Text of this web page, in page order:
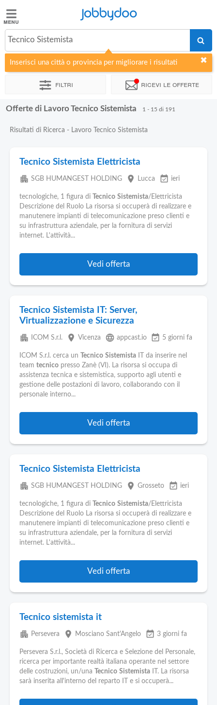
Jobbydoo
Offerte
di
lavoro
Elenco
Blog
Pubblica
Offerte
Jobbydoo
Tecnico Sistemista
Inserisci una città o provincia per migliorare i risultati
Filtri Ricevi le offerte
Offerte di Lavoro Tecnico Sistemista 1 - 15 di 191
Risultati di Ricerca - Lavoro Tecnico Sistemista
Tecnico Sistemista Elettricista
apartment SGB HUMANGEST HOLDING place Lucca event_available ieri
tecnologiche, 1 figura di Tecnico Sistemista/Elettricista
Descrizione del Ruolo La risorsa si occuperà di realizzare e
manutenere impianti di telecomunicazione preso clienti e
su infrastruttura aziendale, per la fornitura di servizi
internet. L'attività...
Vedi offerta
Tecnico Sistemista IT: Server,
Virtualizzazione e Sicurezza
apartment ICOM S.r.l. place Vicenza language appcast.io event_available 5 giorni fa
ICOM S.r.l. cerca un Tecnico Sistemista IT da inserire nel
team tecnico presso Zanè (VI). La risorsa si occupa di
assistenza tecnica e sistemistica, supporto agli utenti e
gestione delle postazioni di lavoro, collaborando con il
personale interno...
Vedi offerta
Tecnico Sistemista Elettricista
apartment SGB HUMANGEST HOLDING place Grosseto event_available ieri
tecnologiche, 1 figura di Tecnico Sistemista/Elettricista
Descrizione del Ruolo La risorsa si occuperà di realizzare e
manutenere impianti di telecomunicazione preso clienti e
su infrastruttura aziendale, per la fornitura di servizi
internet. L'attività...
Vedi offerta
Tecnico sistemista it
apartment Persevera place Mosciano Sant'Angelo event_available 3 giorni fa
Persevera S.r.l., Società di Ricerca e Selezione del Personale,
ricerca per importante realtà italiana operante nel settore
delle costruzioni, un/una
Tecnico Sistemista IT. La risorsa
sarà inserita all'interno del reparto IT e si occuperà...